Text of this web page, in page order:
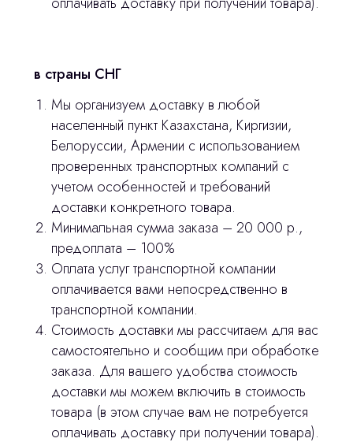
в страны СНГ
Мы организуем доставку в любой
населенный пункт Казахстана, Киргизии,
Белоруссии, Армении с использованием
проверенных транспортных компаний с
учетом особенностей и требований
доставки конкретного товара.
Минимальная сумма заказа – 20 000 р.,
предоплата – 100%
Оплата услуг транспортной компании
оплачивается вами непосредственно в
транспортной компании.
Стоимость доставки мы рассчитаем для вас
самостоятельно и сообщим при обработке
заказа. Для вашего удобства стоимость
доставки мы можем включить в стоимость
товара (в этом случае вам не потребуется
оплачивать доставку при получении товара).
Отправить вопрос
Нажимая на кнопку «Отправить вопрос»
вы соглашаетесь сполитикой
конфиденциальности
сделано
Продукция
3D печать
Лицензирование
Изготовление хирургических шаблонов
Оплата и доставка
Политика конфиденциальности
Контакты
stasicus